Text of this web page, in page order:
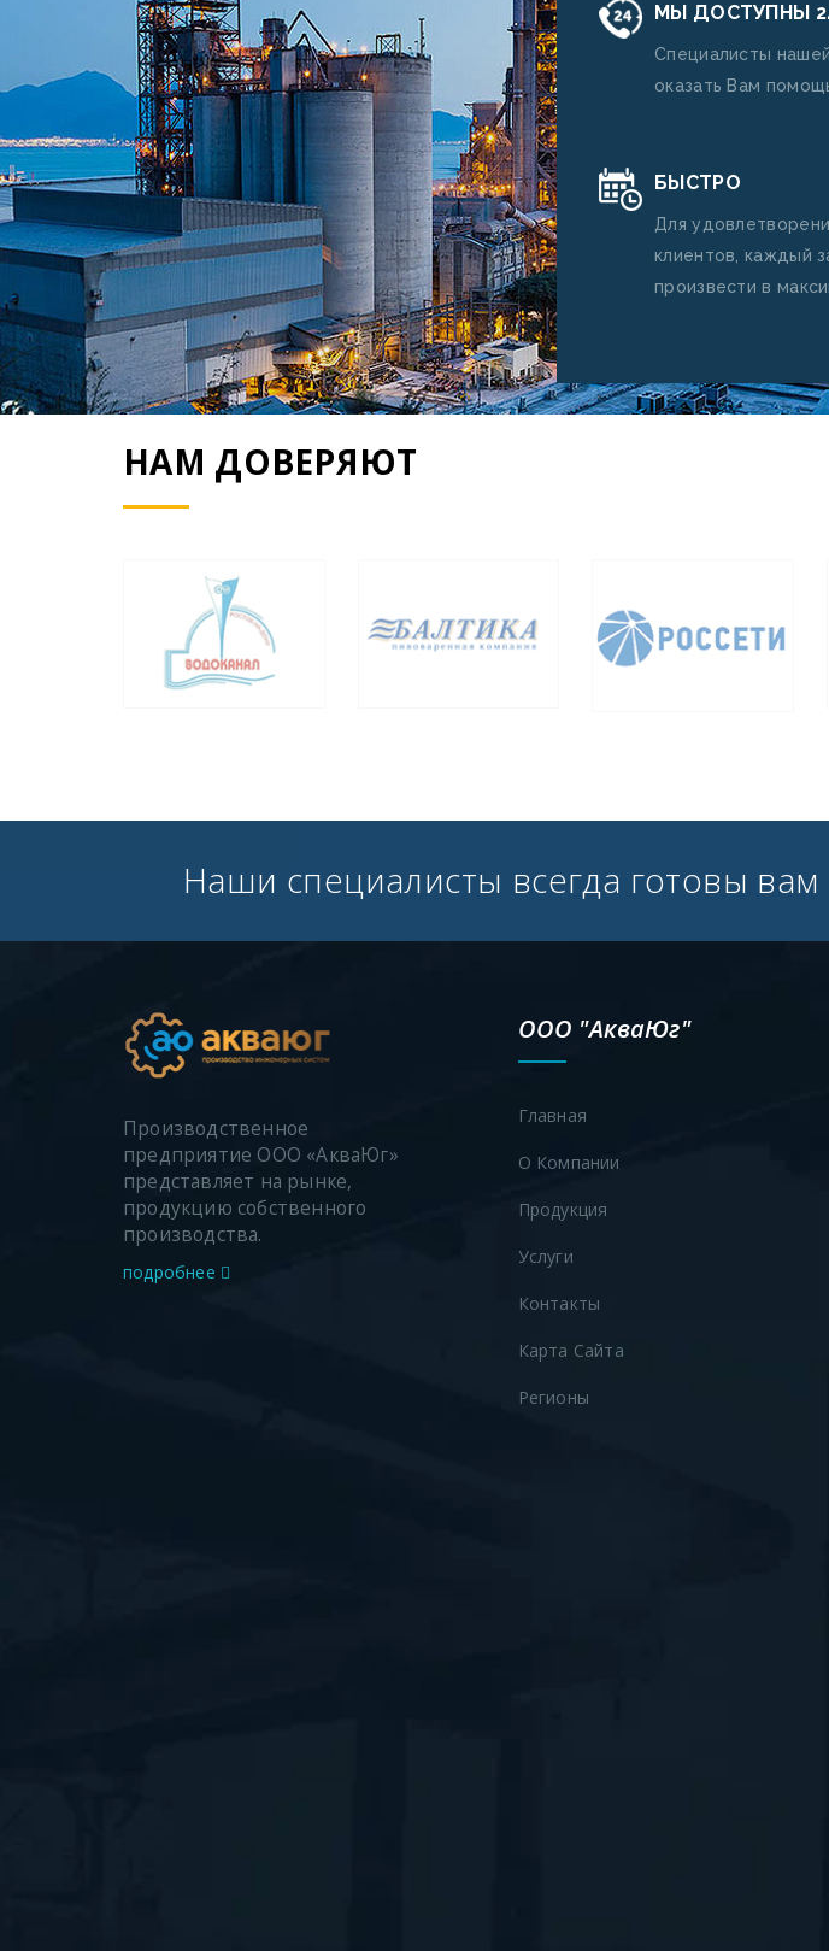
МЫ ДОСТУПНЫ
Специалисты
оказать Вам
БЫСТРО
Для
клиентов, каждый
произвести в
НАМ ДОВЕРЯЮТ
Наши специалисты всегда готовы
Производственное
предприятие ООО «АкваЮг»
представляет на рынке,
продукцию собственного
производства.
подробнее
ООО "АкваЮг"
Главная
О Компании
Продукция
Услуги
Контакты
Карта Сайта
Регионы